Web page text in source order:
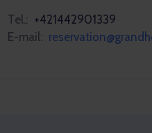
Tel.: +421442901339
E-mail: